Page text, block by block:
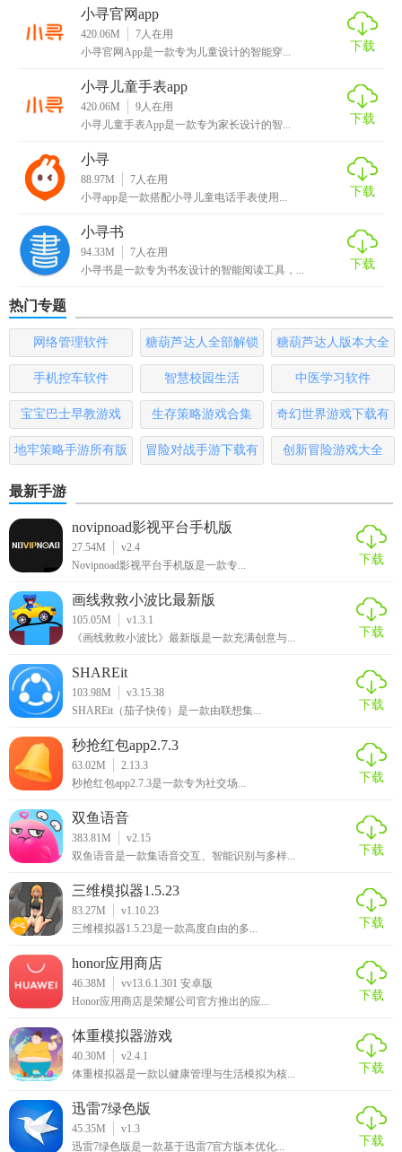
4. 简单易用：界面简洁明了，操作便捷，适合各年龄段用户
使用。
1. 查看位置：登录小寻app后，即可在地图上查看孩子的实时
2. 设置电子围栏：在地图上选择特定区域并设为电子围栏，
当孩子离开该区域时，立即收到通知。
3. 语音聊天：点击语音按钮，即可与孩子进行实时语音通
话。
看孩子近段时间的行走路线。
【小寻app官方免费下载点评】
小寻app以其强大的定位功能和丰富的亲子互动功能，成为众
多家长的优选。它不仅能够为家长提供实时的孩子位置信
息，还能在紧急情况下及时发出警报，有效保障孩子的安
全。同时，通过丰富的游戏和故事电台等互动内容，小寻app
也促进了亲子间的沟通与理解。无论是从安全性还是互动性
方面考虑，小寻app都是一款值得推荐的优秀软件。
小寻官网app
420.06M 7人在用
小寻官网App是一款专为儿童设计的智能穿...
下载
小寻儿童手表app
420.06M 9人在用
小寻儿童手表App是一款专为家长设计的智...
下载
小寻
88.97M 7人在用
小寻app是一款搭配小寻儿童电话手表使用...
下载
小寻书
94.33M 7人在用
小寻书是一款专为书友设计的智能阅读工具，...
下载
热门专题
网络管理软件
糖葫芦达人全部解锁
版
糖葫芦达人版本大全
手机控车软件 智慧校园生活 中医学习软件
宝宝巴士早教游戏 生存策略游戏合集
奇幻世界游戏下载有
哪些
地牢策略手游所有版
冒险对战手游下载有
创新冒险游戏大全
最新手游
novipnoad影视平台手机版
27.54M
v2.4
Novipnoad影视平台手机版是一款专...
下载
画线救救小波比最新版
105.05M
v1.3.1
《画线救救小波比》最新版是一款充满创意与...
下载
SHAREit
103.98M
v3.15.38
SHAREit（茄子快传）是一款由联想集...
下载
秒抢红包app2.7.3
63.02M
2.13.3
秒抢红包app2.7.3是一款专为社交场...
下载
双鱼语音
383.81M
v2.15
双鱼语音是一款集语音交互、智能识别与多样...
下载
三维模拟器1.5.23
83.27M
v1.10.23
三维模拟器1.5.23是一款高度自由的多...
下载
honor应用商店
46.38M
vv13.6.1.301 安卓版
Honor应用商店是荣耀公司官方推出的应...
下载
体重模拟器游戏
40.30M
v2.4.1
体重模拟器是一款以健康管理与生活模拟为核...
下载
迅雷7绿色版
45.35M
v1.3
迅雷7绿色版是一款基于迅雷7官方版本优化...
下载